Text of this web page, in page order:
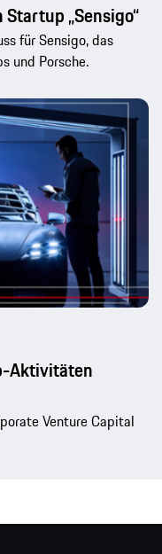
„Sensigo“
für Sensigo, das
und Porsche.
Aktivitäten
Venture Capital